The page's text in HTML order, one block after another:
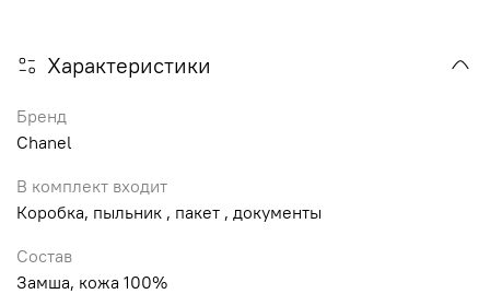
Характеристики
Бренд
Chanel
В комплект входит
Коробка, пыльник , пакет , документы
Состав
Замша, кожа 100%